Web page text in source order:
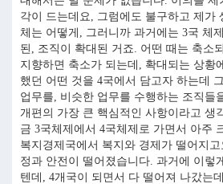
각이 드는데요, 그럼에도 불구하고 제가
체는 어떻게, 그러니까 과거에는 3국 체
된, 조직이 확대된 거죠. 어떤 때는 축소
지향하면 축소가 되는데, 확대되는 상황
했던 어떤 것을 4국에서 담고자 하는데
업무를, 비슷한 업무를 수행하는 조직들
개편의 가장 큰 핵심적인 사항이라고 생
금 3국체제에서 4국체제로 가면서 아주
복지경제국에서 복지와 경제가 떨어지
정과 안전이 떨어졌습니다. 과거에 이렇
텐데, 4개국이 되면서 다 떨어져 나갔는